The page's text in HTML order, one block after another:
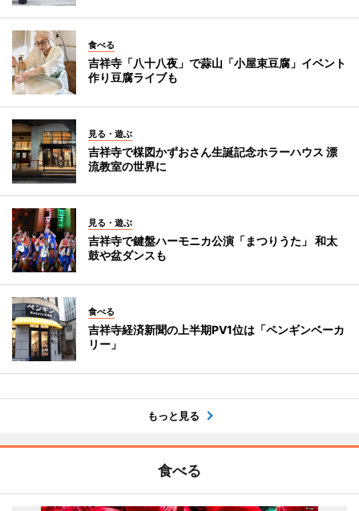
食べる
吉祥寺「八十八夜」で蒜山「小屋束豆腐」イベント
作り豆腐ライブも
見る・遊ぶ
吉祥寺で楳図かずおさん生誕記念ホラーハウス 漂
流教室の世界に
見る・遊ぶ
吉祥寺で鍵盤ハーモニカ公演「まつりうた」 和太
鼓や盆ダンスも
食べる
吉祥寺経済新聞の上半期PV1位は「ペンギンベーカ
リー」
もっと見る
食べる